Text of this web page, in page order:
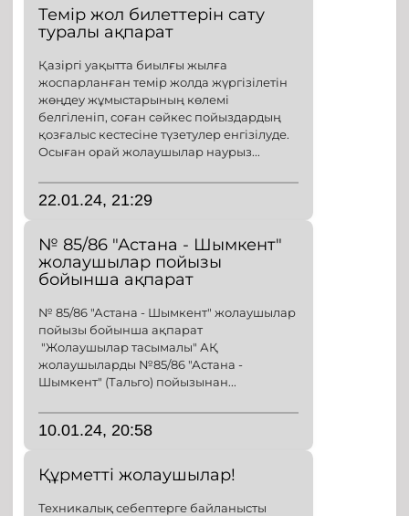
Темір жол билеттерін сату
туралы ақпарат
Қазіргі уақытта биылғы жылға
жоспарланған темір жолда жүргізілетін
жөңдеу жұмыстарының көлемі
белгіленіп, соған сәйкес пойыздардың
қозғалыс кестесіне түзетулер енгізілуде.
Осыған орай жолаушылар наурыз...
22.01.24, 21:29
№ 85/86 "Астана - Шымкент"
жолаушылар пойызы
бойынша ақпарат
№ 85/86 "Астана - Шымкент" жолаушылар
пойызы бойынша ақпарат
"Жолаушылар тасымалы" АҚ
жолаушыларды №85/86 "Астана -
Шымкент" (Тальго) пойызынан...
10.01.24, 20:58
Құрметті жолаушылар!
Техникалық себептерге байланысты